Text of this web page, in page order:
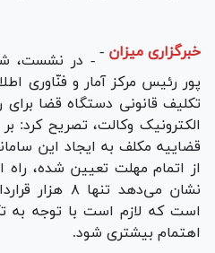
خبرگزاری میزان - - در نشست،
پور رئیس مرکز آمار و فنّاوری
تکلیف قانونی دستگاه قضا برای
قضاییه مکلف به ایجاد این
از اتمام مهلت تعیین شده، راه
نشان می‌دهد
است که لازم است با توجه به
اهتمام بیشتری شود.